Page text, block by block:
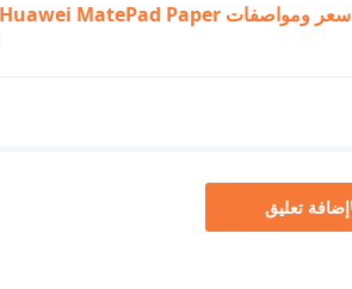
سعر ومواصفات Huawei MatePad Paper
إضافة تعليق